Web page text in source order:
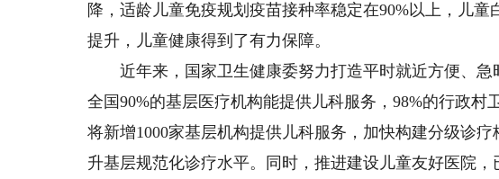
降，适龄儿童免疫规划疫苗接种率稳定在90%以上，儿
提升，儿童健康得到了有力保障。
近年来，国家卫生健康委努力打造平时就近方便、急
全国90%的基层医疗机构能提供儿科服务，98%的行政
将新增1000家基层机构提供儿科服务，加快构建分级诊
升基层规范化诊疗水平。同时，推进建设儿童友好医院